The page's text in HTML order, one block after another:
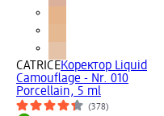
CATRICEКоректор Liquid
Camouflage - Nr. 010
Porcellain, 5 ml
(378)